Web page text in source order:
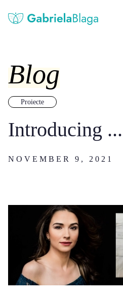
Blog
Proiecte
Introducing ...
NOVEMBER 9, 2021